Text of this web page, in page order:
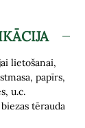
lietošanai,
papīrs,
u.c.
tērauda